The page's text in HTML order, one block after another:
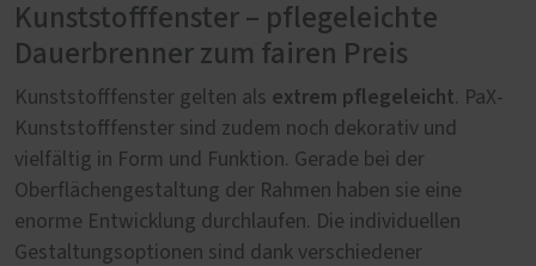
Kunststofffenster – pflegeleichte
Dauerbrenner zum fairen Preis
Kunststofffenster gelten als extrem pflegeleicht. PaX-
Kunststofffenster sind zudem noch dekorativ und
vielfältig in Form und Funktion. Gerade bei der
Oberflächengestaltung der Rahmen haben sie eine
enorme Entwicklung durchlaufen. Die individuellen
Gestaltungsoptionen sind dank verschiedener